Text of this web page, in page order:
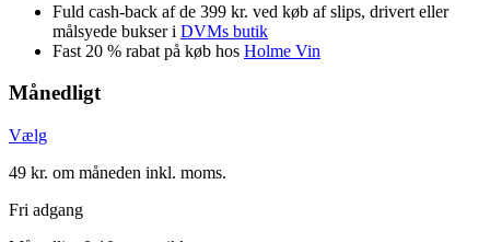
Fuld cash-back af de 399 kr. ved køb af slips, drivert eller
målsyede bukser i DVMs butik
Fast 20 % rabat på køb hos Holme Vin
Månedligt
Vælg
49 kr. om måneden inkl. moms.
Fri adgang